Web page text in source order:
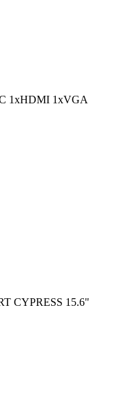
1xHDMI 1xVGA
CYPRESS 15.6"